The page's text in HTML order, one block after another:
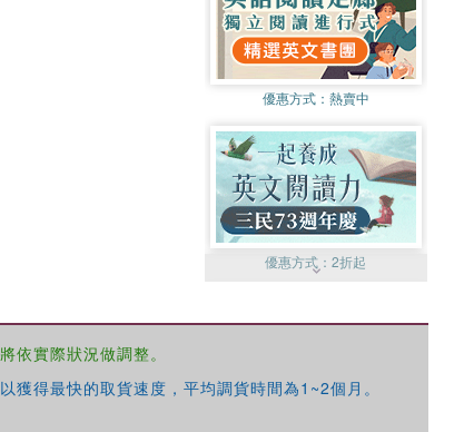
優惠方式： 熱賣中
優惠方式：2折起
實際狀況做調整。
得最快的取貨速度，平均調貨時間為1~2個月。